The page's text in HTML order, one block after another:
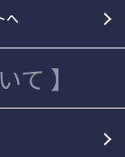
へ
て 】